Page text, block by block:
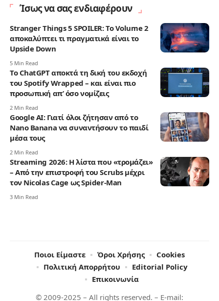
Ίσως να σας ενδιαφέρουν
Stranger Things 5 SPOILER: Το Volume 2
αποκαλύπτει τι πραγματικά είναι το
Upside Down
5 Min Read
Το ChatGPT αποκτά τη δική του εκδοχή
του Spotify Wrapped – και είναι πιο
προσωπική απ’ όσο νομίζεις
2 Min Read
Google AI: Γιατί όλοι ζήτησαν από το
Nano Banana να συναντήσουν το παιδί
μέσα τους
2 Min Read
Streaming 2026: Η λίστα που «τρομάζει»
– Από την επιστροφή του Scrubs μέχρι
τον Nicolas Cage ως Spider-Man
3 Min Read
© 2009-2025 – All rights reserved. – E-mail:
Ποιοι Είμαστε Όροι Χρήσης
Cookies
Πολιτική Απορρήτου
Editorial Policy
Επικοινωνία